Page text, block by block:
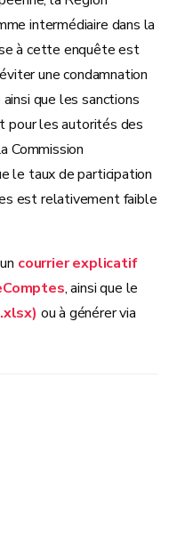
intermédiaire dans la
à cette enquête est
une condamnation
que les sanctions
pour les autorités des
Commission
le taux de participation
est relativement faible
courrier explicatif
, ainsi que le
ou à générer via